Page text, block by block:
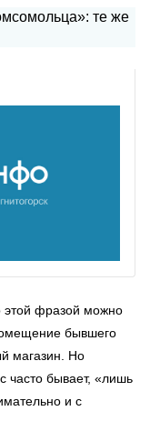
фразой можно
бывшего
магазин. Но
часто бывает, «лишь
и с